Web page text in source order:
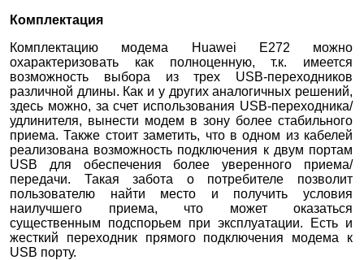
Комплектация
Комплектацию модема Huawei E272 можно
охарактеризовать как полноценную, т.к. имеется
возможность выбора из трех USB-переходников
различной длины. Как и у других аналогичных решений,
здесь можно, за счет использования USB-переходника/
удлинителя, вынести модем в зону более стабильного
приема. Также стоит заметить, что в одном из кабелей
реализована возможность подключения к двум портам
USB для обеспечения более уверенного приема/
передачи. Такая забота о потребителе позволит
пользователю найти место и получить условия
наилучшего приема, что может оказаться
существенным подспорьем при эксплуатации. Есть и
жесткий переходник прямого подключения модема к
USB порту.